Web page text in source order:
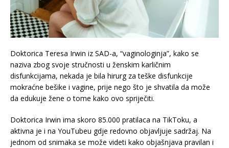
Doktorica Teresa Irwin iz SAD-a, “vaginologinja”, kako se
naziva zbog svoje stručnosti u ženskim karličnim
disfunkcijama, nekada je bila hirurg za teške disfunkcije
mokraćne bešike i vagine, prije nego što je shvatila da može
da edukuje žene o tome kako ovo spriječiti.
Doktorica Irwin ima skoro 85.000 pratilaca na TikToku, a
aktivna je i na YouTubeu gdje redovno objavljuje sadržaj. Na
jednom od snimaka se može videti kako objašnjava pravilan i